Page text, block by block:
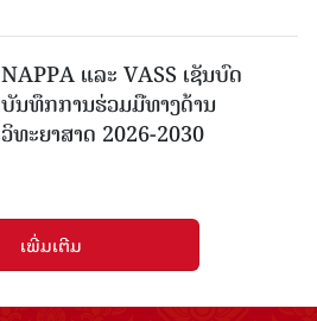
NAPPA ແລະ VASS ເຊັນບົດ
ບັນທຶກການຮ່ວມມືທາງດ້ານ
ວິທະຍາສາດ 2026-2030
ເພີ່ມເຕີມ